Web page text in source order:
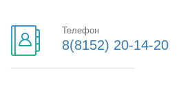
Телефон
8(8152) 20-14-20